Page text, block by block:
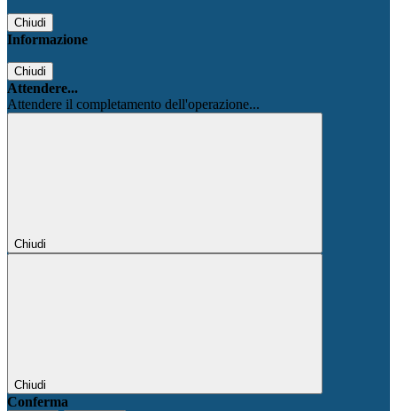
Chiudi
Informazione
Chiudi
Attendere...
Attendere il completamento dell'operazione...
Chiudi
Chiudi
Conferma